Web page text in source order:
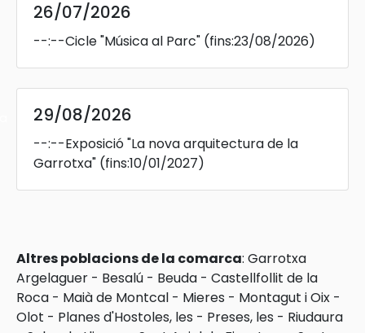
26/07/2026
--:--Cicle "Música al Parc" (fins:23/08/2026)
29/08/2026
--:--Exposició "La nova arquitectura de la
Garrotxa" (fins:10/01/2027)
Altres poblacions de la comarca: Garrotxa
Argelaguer - Besalú - Beuda - Castellfollit de la
Roca - Maià de Montcal - Mieres - Montagut i Oix -
Olot - Planes d'Hostoles, les - Preses, les - Riudaura